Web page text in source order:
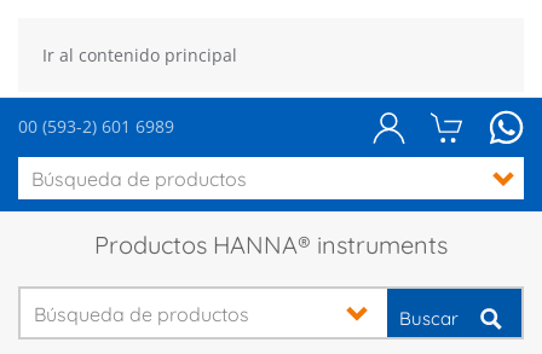
Ir al contenido principal
00 (593-2) 601 6989
Productos HANNA® instruments
Buscar